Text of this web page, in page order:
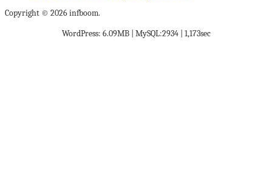
Copyright © 2026 infboom.
WordPress: 6.09MB | MySQL:2934 | 1,173sec